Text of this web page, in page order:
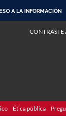
A LA INFORMACIÓN
CONTRASTE
Ética pública